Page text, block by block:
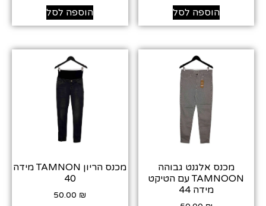
הוספה לסל הוספה לסל
מכנס אלגנט גבוהה
TAMNOON עם הטיקט
מידה 44
מכנס הריון TAMNON מידה
40
50.00 ₪